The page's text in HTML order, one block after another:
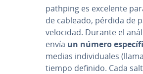
pathping es excelente
de cableado, pérdida de
velocidad. Durante el
envía un número
me­dias in­di­vi­dua­les
tiempo definido. Cada